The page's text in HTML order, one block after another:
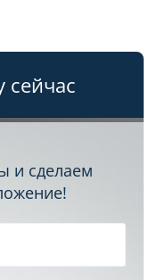
сейчас
и сделаем